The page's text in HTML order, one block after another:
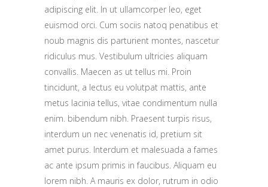
adipiscing elit. In ut ullamcorper leo, eget
euismod orci. Cum sociis natoq penatibus et
noub magnis dis parturient montes, nascetur
ridiculus mus. Vestibulum ultricies aliquam
convallis. Maecen as ut tellus mi. Proin
tincidunt, a lectus eu volutpat mattis, ante
metus lacinia tellus, vitae condimentum nulla
enim. bibendum nibh. Praesent turpis risus,
interdum un nec venenatis id, pretium sit
amet purus. Interdum et malesuada a fames
ac ante ipsum primis in faucibus. Aliquam eu
lorem nibh. A mauris ex dolor, rutrum in odio